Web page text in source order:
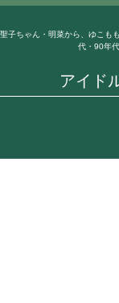
アイド
聖子ちゃん・明菜から、ゆこも
代・90年